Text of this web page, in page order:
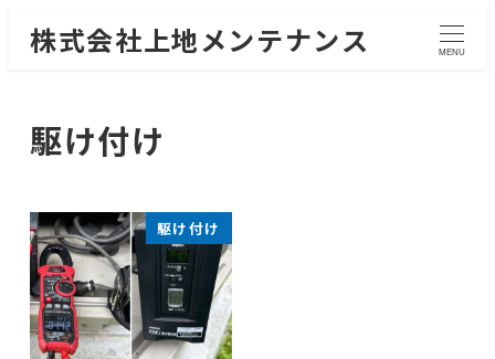
株式会社上地メンテナンス MENU
駆け付け
駆け付け